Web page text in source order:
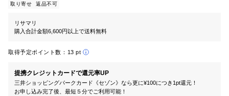
取り寄せ 返品不可
リサマリ
購入合計金額6,600円以上で送料無料
取得予定ポイント数： 13 pt
提携クレジットカードで還元率UP
三井ショッピングパークカード《セゾン》なら更に¥100につき1pt還元！
お申し込み完了後、最短５分でご利用可能！